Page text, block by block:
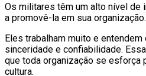
Os militares têm um alto nível de
a promovê-la em sua organização.
Eles trabalham muito e
sinceridade e confiabilidade.
que toda organização se esforça
cultura.